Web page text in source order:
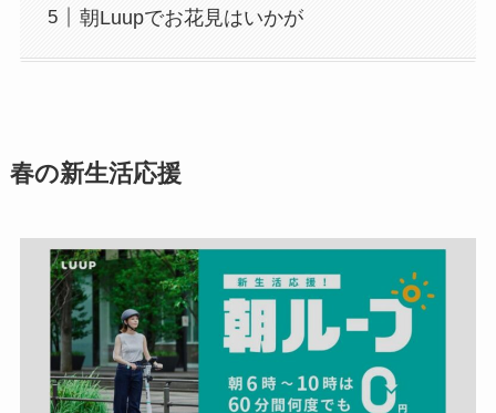
朝Luupでお花見はいかが
春の新生活応援